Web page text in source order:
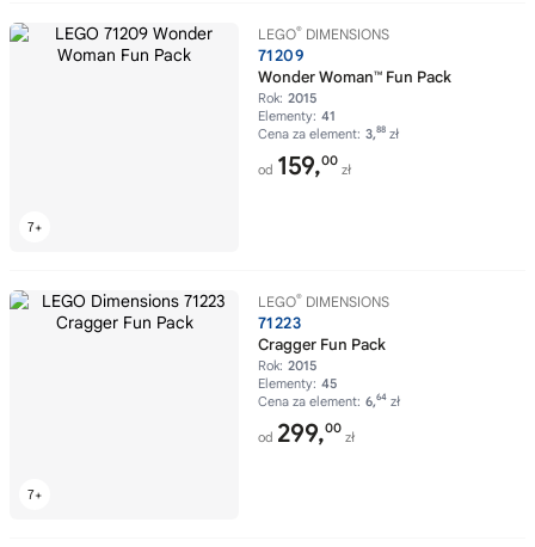
LEGO® DIMENSIONS
71209
Wonder Woman™ Fun Pack
Rok: 2015
Elementy: 41
Cena za element: 3,88 zł
od 159,00
zł
LEGO® DIMENSIONS
71223
Cragger Fun Pack
Rok: 2015
Elementy: 45
Cena za element: 6,64 zł
od 299,00
zł